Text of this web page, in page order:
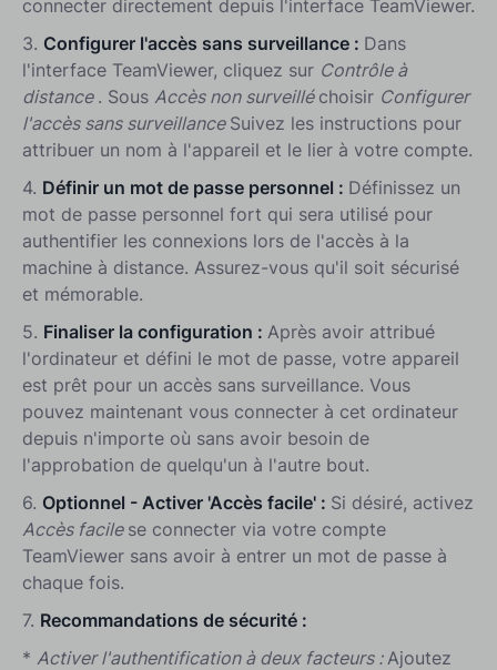
connecter directement depuis l'interface TeamViewer.
3. Configurer l'accès sans surveillance : Dans
l'interface TeamViewer, cliquez sur Contrôle à
distance . Sous Accès non surveillé choisir Configurer
l'accès sans surveillance Suivez les instructions pour
attribuer un nom à l'appareil et le lier à votre compte.
4. Définir un mot de passe personnel : Définissez un
mot de passe personnel fort qui sera utilisé pour
authentifier les connexions lors de l'accès à la
machine à distance. Assurez-vous qu'il soit sécurisé
et mémorable.
5. Finaliser la configuration : Après avoir attribué
l'ordinateur et défini le mot de passe, votre appareil
est prêt pour un accès sans surveillance. Vous
pouvez maintenant vous connecter à cet ordinateur
depuis n'importe où sans avoir besoin de
l'approbation de quelqu'un à l'autre bout.
6. Optionnel - Activer 'Accès facile' : Si désiré, activez
Accès facile se connecter via votre compte
TeamViewer sans avoir à entrer un mot de passe à
chaque fois.
7. Recommandations de sécurité :
* Activer l'authentification à deux facteurs : Ajoutez